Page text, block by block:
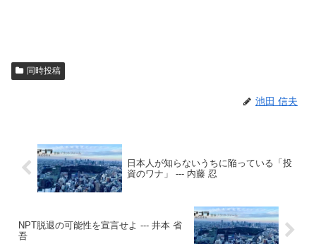
同時投稿
池田 信夫
日本人が知らないうちに陥っている「投
資のワナ」 --- 内藤 忍
NPT脱退の可能性を宣言せよ --- 井本 省
吾